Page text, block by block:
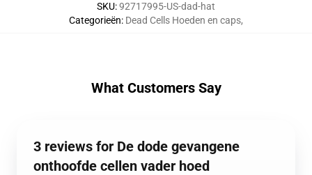
SKU:92717995-US-dad-hat
Categorieën: Dead Cells Hoeden en caps,
What Customers Say
3 reviews for De dode gevangene
onthoofde cellen vader hoed